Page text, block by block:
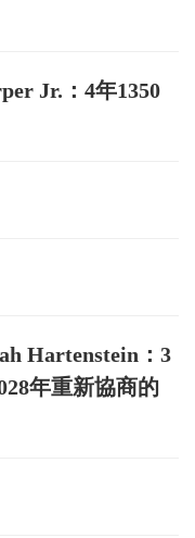
Jr.：4年1350
Hartenstein：3
年重新協商的